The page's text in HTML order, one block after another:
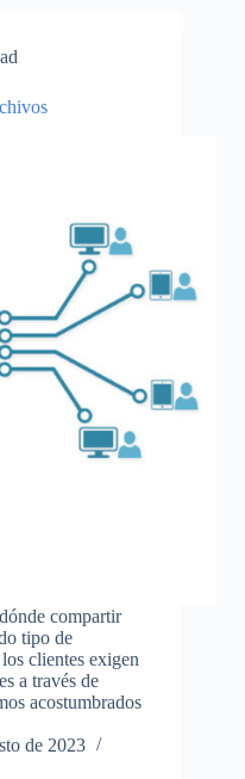
compartir
tipo de
clientes exigen
a través de
acostumbrados
de 2023